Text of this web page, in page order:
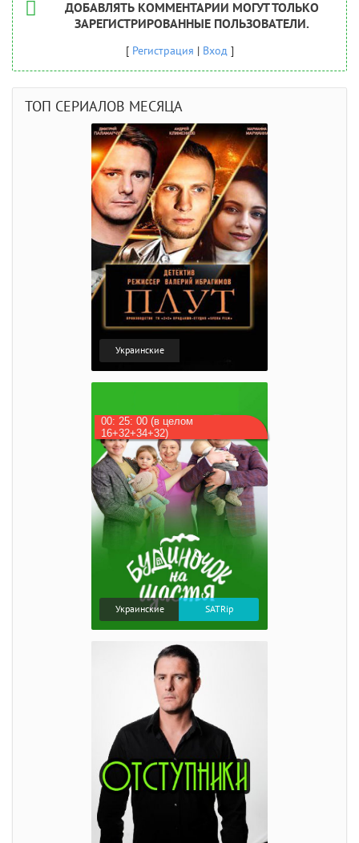
ДОБАВЛЯТЬ КОММЕНТАРИИ МОГУТ ТОЛЬКО
ЗАРЕГИСТРИРОВАННЫЕ ПОЛЬЗОВАТЕЛИ.
[ Регистрация | Вход]
ТОП СЕРИАЛОВ МЕСЯЦА
Украинские
00: 25: 00 (в целом
16+32+34+32)
Украинские SATRip